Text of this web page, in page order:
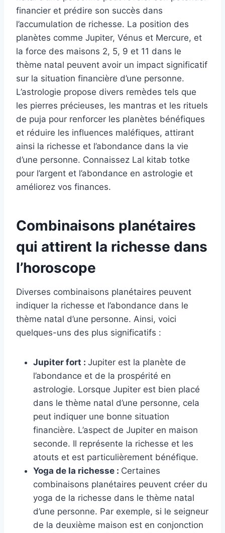
financier et prédire son succès dans
l’accumulation de richesse. La position des
planètes comme Jupiter, Vénus et Mercure, et
la force des maisons 2, 5, 9 et 11 dans le
thème natal peuvent avoir un impact significatif
sur la situation financière d’une personne.
L’astrologie propose divers remèdes tels que
les pierres précieuses, les mantras et les rituels
de puja pour renforcer les planètes bénéfiques
et réduire les influences maléfiques, attirant
ainsi la richesse et l’abondance dans la vie
d’une personne. Connaissez Lal kitab totke
pour l’argent et l’abondance en astrologie et
améliorez vos finances.
Combinaisons planétaires
qui attirent la richesse dans
l’horoscope
Diverses combinaisons planétaires peuvent
indiquer la richesse et l’abondance dans le
thème natal d’une personne. Ainsi, voici
quelques-uns des plus significatifs :
Jupiter fort : Jupiter est la planète de
l’abondance et de la prospérité en
astrologie. Lorsque Jupiter est bien placé
dans le thème natal d’une personne, cela
peut indiquer une bonne situation
financière. L’aspect de Jupiter en maison
seconde. Il représente la richesse et les
atouts et est particulièrement bénéfique.
Yoga de la richesse : Certaines
combinaisons planétaires peuvent créer du
yoga de la richesse dans le thème natal
d’une personne. Par exemple, si le seigneur
de la deuxième maison est en conjonction